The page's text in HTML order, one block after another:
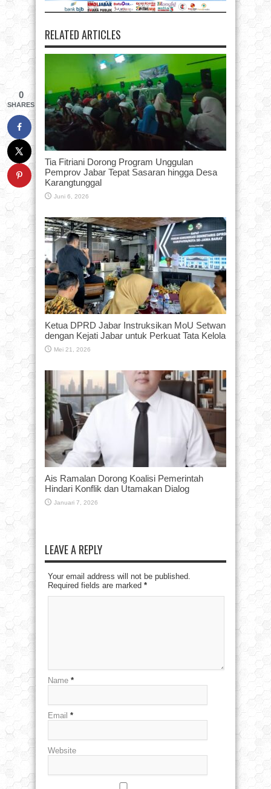
RELATED ARTICLES
Tia Fitriani Dorong Program Unggulan
Pemprov Jabar Tepat Sasaran hingga Desa
Karangtunggal
Juni 6, 2026
Ketua DPRD Jabar Instruksikan MoU Setwan
dengan Kejati Jabar untuk Perkuat Tata Kelola
Mei 21, 2026
Ais Ramalan Dorong Koalisi Pemerintah
Hindari Konflik dan Utamakan Dialog
Januari 7, 2026
LEAVE A REPLY
Your email address will not be published.
Required fields are marked *
Name *
Email *
Website
0
SHARES